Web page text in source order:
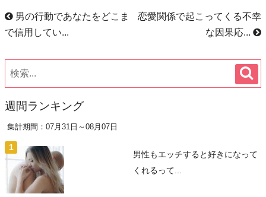
男の行動であなたをどこま
で信用してい...
恋愛関係で起こってくる不幸
な因果応...
週間ランキング
集計期間：07月31日～08月07日
男性もエッチすると好きになって
くれるって...